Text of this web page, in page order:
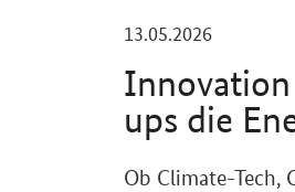
13.05.2026
ups die
Einleitung
Ob Climate-Tech,